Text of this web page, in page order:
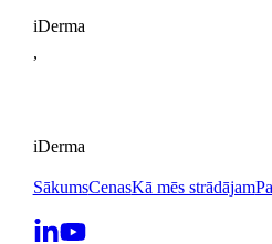
iDerma
,
iDerma
SākumsCenasKā mēs strādājam